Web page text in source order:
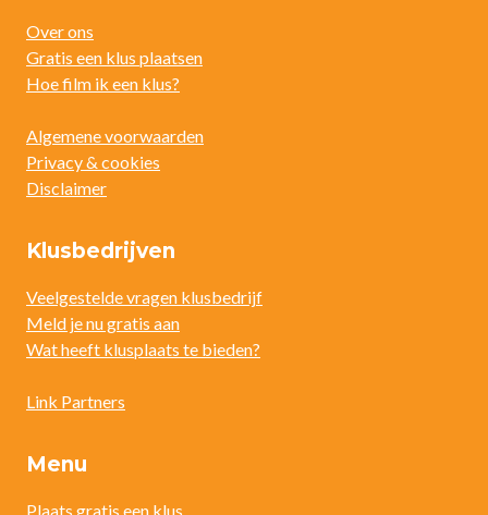
Over ons
Gratis een klus plaatsen
Hoe film ik een klus?
Algemene voorwaarden
Privacy & cookies
Disclaimer
Klusbedrijven
Veelgestelde vragen klusbedrijf
Meld je nu gratis aan
Wat heeft klusplaats te bieden?
Link Partners
Menu
Plaats gratis een klus